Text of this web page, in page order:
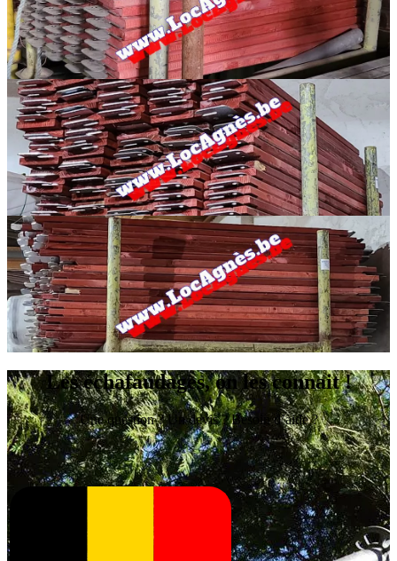
Les échafaudages, on les connait !
Une question ? Un devis ? Besoin d’aide ?